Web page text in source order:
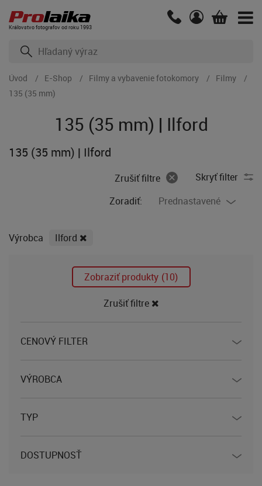
Kráľovstvo fotografov od roku 1993
Úvod E-Shop Filmy a vybavenie fotokomory
Filmy
135 (35 mm)
135 (35 mm) | Ilford
135 (35 mm) | Ilford
Zrušiť filtre
Skryť filter
Zoradiť:
Prednastavené
CENOVÝ FILTER
VÝROBCA
TYP
DOSTUPNOSŤ
Zobraziť produkty (10)
Zrušiť filtre
Výrobca Ilford